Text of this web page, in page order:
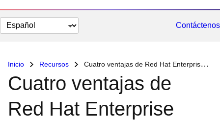
Cambiar
el
Contáctenos
Inicio Recursos Cuatro ventajas de Red Hat Enterprise Linux for Google Cloud
Cuatro ventajas de
Red Hat Enterprise